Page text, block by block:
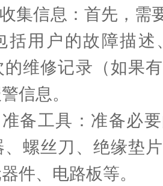
信息：首先，需
括用户的故障描述
维修记录（如果
信息。
工具：准备必要
、螺丝刀、绝缘垫
件、电路板等。